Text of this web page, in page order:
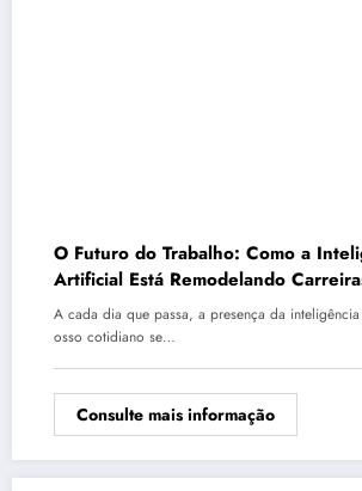
O Futuro do Trabalho: Como a
Artificial Está Remodelando
Habilidades
A cada dia que passa, a presença da
osso cotidiano se…
Consulte mais informação